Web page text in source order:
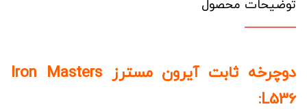
توضیحات محصول
دوچرخه ثابت آیرون مسترز Iron Masters
L536: